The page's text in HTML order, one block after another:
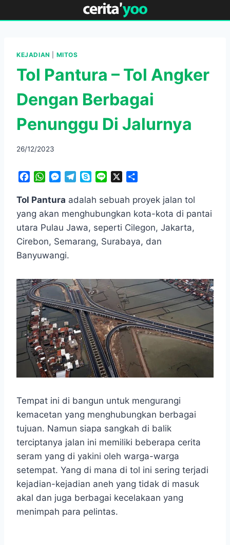
to
KEJADIAN MITOS
Tol Pantura – Tol Angker
Dengan Berbagai
Penunggu Di Jalurnya
26/12/2023
c
e
b
o
o
k
W
a
t
A
p
p
M
s
s
n
g
e
l
e
r
a
y
p
n
e
a
r
Tol Pantura adalah sebuah proyek jalan tol
yang akan menghubungkan kota-kota di pantai
utara Pulau Jawa, seperti Cilegon, Jakarta,
Cirebon, Semarang, Surabaya, dan
Banyuwangi.
Tempat ini di bangun untuk mengurangi
kemacetan yang menghubungkan berbagai
tujuan. Namun siapa sangkah di balik
terciptanya jalan ini memiliki beberapa cerita
seram yang di yakini oleh warga-warga
setempat. Yang di mana di tol ini sering terjadi
kejadian-kejadian aneh yang tidak di masuk
akal dan juga berbagai kecelakaan yang
menimpah para pelintas.